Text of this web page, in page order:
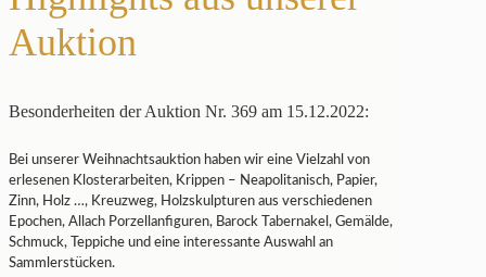
Auktion
Besonderheiten der Auktion Nr. 369 am 15.12.2022:
Bei unserer Weihnachtsauktion haben wir eine Vielzahl von
erlesenen Klosterarbeiten, Krippen – Neapolitanisch, Papier,
Zinn, Holz …, Kreuzweg, Holzskulpturen aus verschiedenen
Epochen, Allach Porzellanfiguren, Barock Tabernakel, Gemälde,
Schmuck, Teppiche und eine interessante Auswahl an
Sammlerstücken.